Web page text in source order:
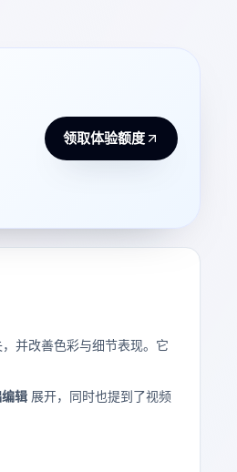
领取体验额度
并改善色彩与细节表现。它
辑 展开，同时也提到了视频